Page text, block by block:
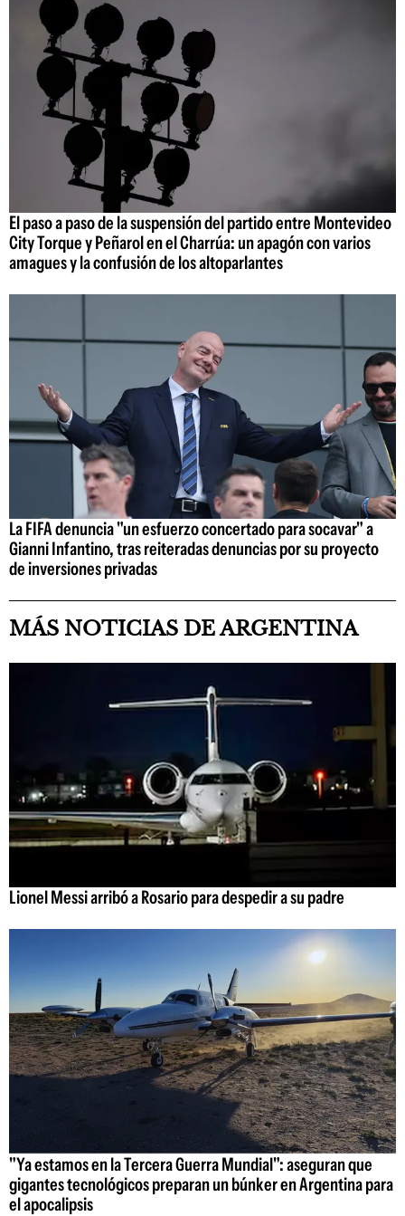
El paso a paso de la suspensión del partido entre Montevideo
City Torque y Peñarol en el Charrúa: un apagón con varios
amagues y la confusión de los altoparlantes
La FIFA denuncia "un esfuerzo concertado para socavar" a
Gianni Infantino, tras reiteradas denuncias por su proyecto
de inversiones privadas
MÁS NOTICIAS DE ARGENTINA
Lionel Messi arribó a Rosario para despedir a su padre
"Ya estamos en la Tercera Guerra Mundial": aseguran que
gigantes tecnológicos preparan un búnker en Argentina para
el apocalipsis